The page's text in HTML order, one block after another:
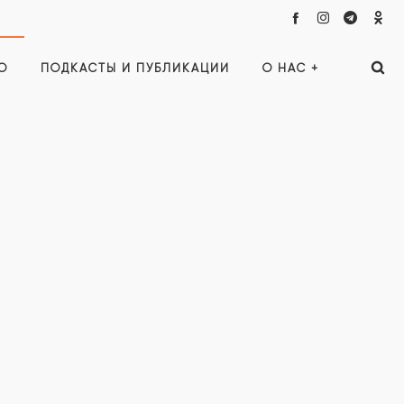
ПОДКАСТЫ И ПУБЛИКАЦИИ О НАС +